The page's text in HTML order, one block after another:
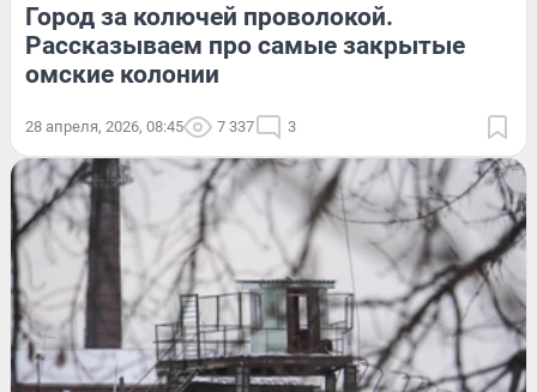
Город за колючей проволокой.
Рассказываем про самые закрытые
омские колонии
28 апреля, 2026, 08:45 7 337 3